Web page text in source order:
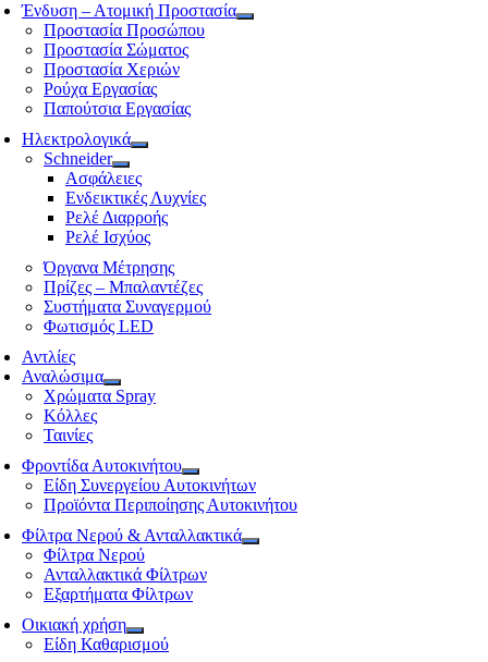
Ένδυση – Ατομική Προστασία
Προστασία Προσώπου
Προστασία Σώματος
Προστασία Χεριών
Ρούχα Εργασίας
Παπούτσια Εργασίας
Ηλεκτρολογικά
Schneider
Ασφάλειες
Ενδεικτικές Λυχνίες
Ρελέ Διαρροής
Ρελέ Ισχύος
Όργανα Μέτρησης
Πρίζες – Μπαλαντέζες
Συστήματα Συναγερμού
Φωτισμός LED
Αντλίες
Αναλώσιμα
Χρώματα Spray
Κόλλες
Ταινίες
Φροντίδα Αυτοκινήτου
Είδη Συνεργείου Αυτοκινήτων
Προϊόντα Περιποίησης Αυτοκινήτου
Φίλτρα Νερού & Ανταλλακτικά
Φίλτρα Νερού
Ανταλλακτικά Φίλτρων
Εξαρτήματα Φίλτρων
Οικιακή χρήση
Είδη Καθαρισμού